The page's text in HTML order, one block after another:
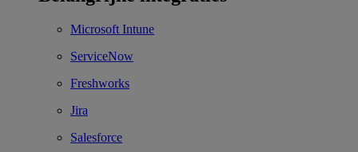
Microsoft Intune
ServiceNow
Freshworks
Jira
Salesforce